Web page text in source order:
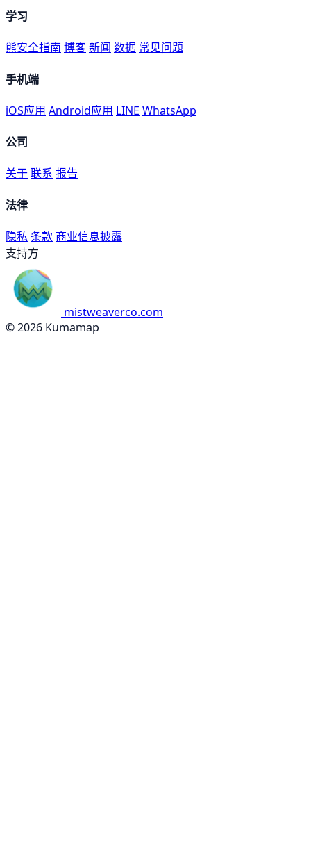
学习
熊安全指南 博客新闻 数据 常见问题
手机端
iOS应用 Android应用 LINE WhatsApp
公司
关于联系 报告
法律
隐私 条款 商业信息披露
支持方
mistweaverco.com
© 2026 Kumamap